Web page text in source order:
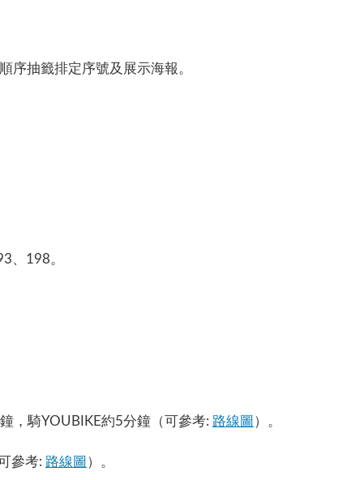
序抽籤排定序號及展示海報。
、198。
，騎YOUBIKE約5分鐘（可參考: 路線圖 ）。
參考: 路線圖 ）。